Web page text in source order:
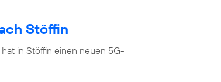
Stöffin
in Stöffin einen neuen 5G-